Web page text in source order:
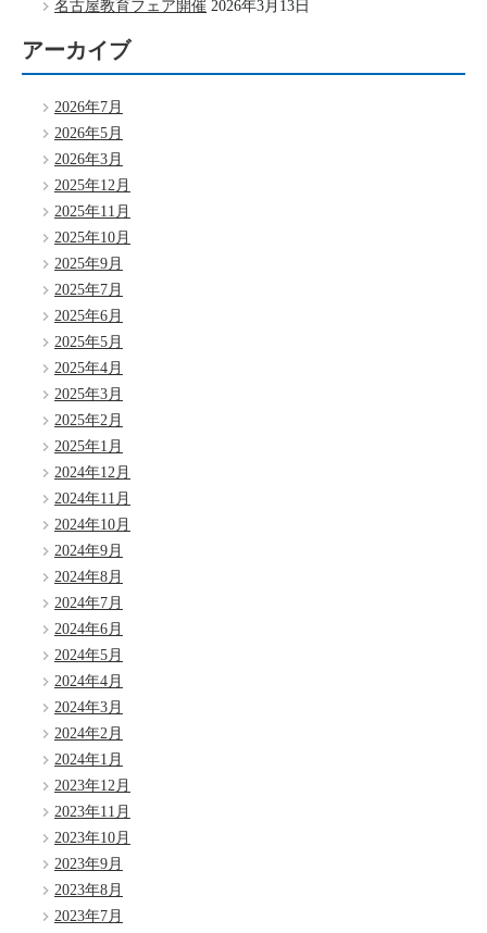
名古屋教育フェア開催 2026年3月13日
アーカイブ
2026年7月
2026年5月
2026年3月
2025年12月
2025年11月
2025年10月
2025年9月
2025年7月
2025年6月
2025年5月
2025年4月
2025年3月
2025年2月
2025年1月
2024年12月
2024年11月
2024年10月
2024年9月
2024年8月
2024年7月
2024年6月
2024年5月
2024年4月
2024年3月
2024年2月
2024年1月
2023年12月
2023年11月
2023年10月
2023年9月
2023年8月
2023年7月